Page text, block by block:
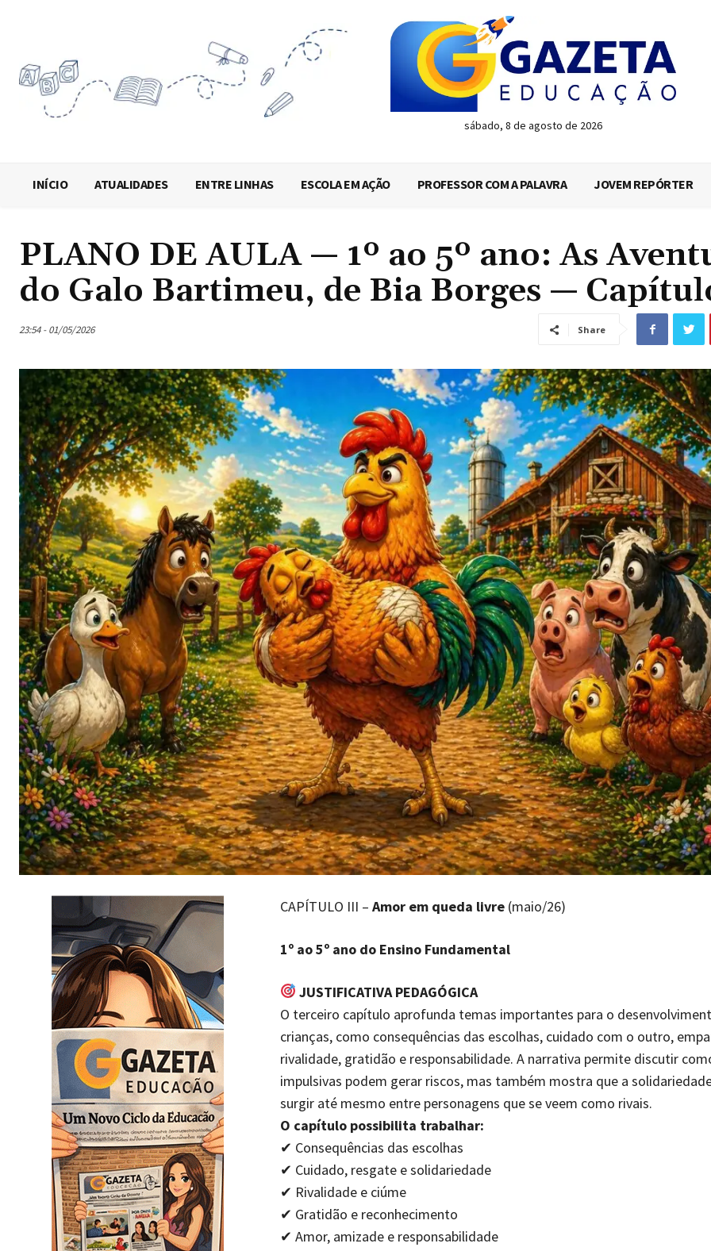
sábado, 8 de agosto de 2026
INÍCIO ATUALIDADES ENTRE LINHAS ESCOLA EM AÇÃO PROFESSOR COM A PALAVRA JOVEM REPÓRTER
PLANO DE AULA — 1º ao 5º ano: As
do Galo Bartimeu, de Bia Borges —
23:54 - 01/05/2026 Share
CAPÍTULO III – Amor em queda livre(maio/26)
1º ao 5º ano do Ensino Fundamental
JUSTIFICATIVA PEDAGÓGICA
O terceiro capítulo aprofunda temas importantes para o
crianças, como consequências das escolhas, cuidado com o outro,
rivalidade, gratidão e responsabilidade. A narrativa permite discutir
impulsivas podem gerar riscos, mas também mostra que a
surgir até mesmo entre personagens que se veem como rivais.
O capítulo possibilita trabalhar:
✔ Consequências das escolhas
✔ Cuidado, resgate e solidariedade
✔ Rivalidade e ciúme
✔ Gratidão e reconhecimento
✔ Amor, amizade e responsabilidade